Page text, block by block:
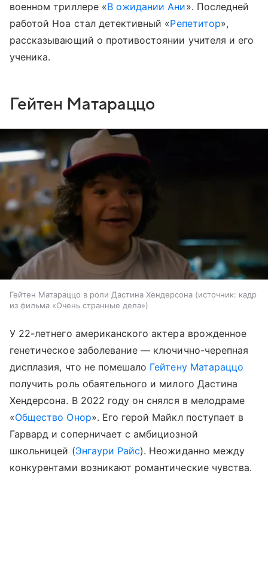
военном триллере «В ожидании Ани». Последней
работой Ноа стал детективный «Репетитор»,
рассказывающий о противостоянии учителя и его
ученика.
Гейтен Матараццо
Гейтен Матараццо в роли Дастина Хендерсона источник: кадр
из фильма «Очень странные дела»
У 22-летнего американского актера врожденное
генетическое заболевание — ключично-черепная
дисплазия, что не помешало Гейтену Матараццо
получить роль обаятельного и милого Дастина
Хендерсона. В 2022 году он снялся в мелодраме
«Общество Онор». Его герой Майкл поступает в
Гарвард и соперничает с амбициозной
школьницей (Энгаури Райс). Неожиданно между
конкурентами возникают романтические чувства.